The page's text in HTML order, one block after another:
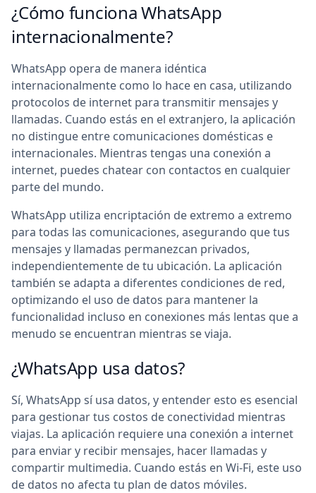
¿Cómo funciona WhatsApp
internacionalmente?
WhatsApp opera de manera idéntica
internacionalmente como lo hace en casa, utilizando
protocolos de internet para transmitir mensajes y
llamadas. Cuando estás en el extranjero, la aplicación
no distingue entre comunicaciones domésticas e
internacionales. Mientras tengas una conexión a
internet, puedes chatear con contactos en cualquier
parte del mundo.
WhatsApp utiliza encriptación de extremo a extremo
para todas las comunicaciones, asegurando que tus
mensajes y llamadas permanezcan privados,
independientemente de tu ubicación. La aplicación
también se adapta a diferentes condiciones de red,
optimizando el uso de datos para mantener la
funcionalidad incluso en conexiones más lentas que a
menudo se encuentran mientras se viaja.
¿WhatsApp usa datos?
Sí, WhatsApp sí usa datos, y entender esto es esencial
para gestionar tus costos de conectividad mientras
viajas. La aplicación requiere una conexión a internet
para enviar y recibir mensajes, hacer llamadas y
compartir multimedia. Cuando estás en Wi-Fi, este uso
de datos no afecta tu plan de datos móviles.